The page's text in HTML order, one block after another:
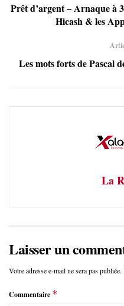
Prêt d’argent – Arnaque à
Hicash & les
Les mots forts de Pascal
La
Laisser un
Votre adresse e-mail ne sera pas publiée.
Commentaire *